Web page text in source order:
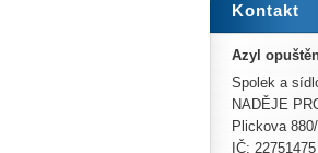
Kontakt
Azyl
Spolek a
NADĚJE
Plickova
IČ: 22751475